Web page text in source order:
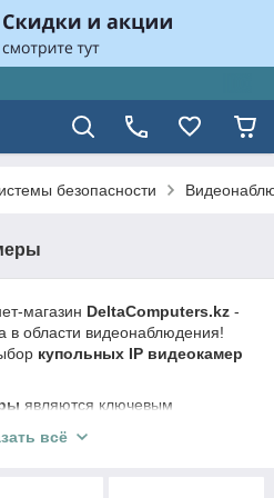
безопасности
магазин DeltaComputers.kz -
в области видеонаблюдения!
купольных IP видеокамер
являются ключевым
позволяющими
всё